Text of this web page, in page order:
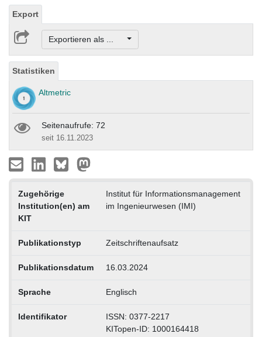
Export
Exportieren als ...
Statistiken
Altmetric
Seitenaufrufe: 72
seit 16.11.2023
Zugehörige
Institution(en) am
KIT
Institut für Informationsmanagement
im Ingenieurwesen (IMI)
Publikationstyp Zeitschriftenaufsatz
Publikationsdatum 16.03.2024
Sprache Englisch
Identifikator
ISSN: 0377-2217
KITopen-ID: 1000164418